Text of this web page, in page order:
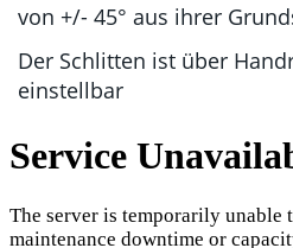
von +/- 45° aus ihrer
Der Schlitten ist über
einstellbar